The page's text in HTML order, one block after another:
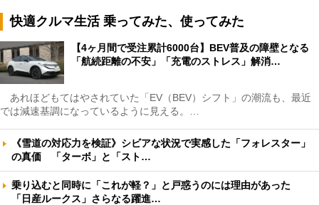
快適クルマ生活 乗ってみた、使ってみた
【4ヶ月間で受注累計6000台】BEV普及の障壁となる
「航続距離の不安」「充電のストレス」解消…
あれほどもてはやされていた「EV（BEV）シフト」の潮流も、最近
では減速基調になっているように見える。…
《雪道の対応力を検証》シビアな状況で実感した「フォレスター」
の真価 「ターボ」と「スト…
乗り込むと同時に「これが軽？」と戸惑うのには理由があった
「日産ルークス」さらなる躍進…